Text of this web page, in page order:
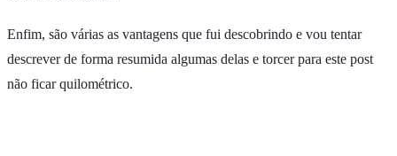
Enfim, são várias as vantagens que fui descobrindo e vou tentar
descrever de forma resumida algumas delas e torcer para este post
não ficar quilométrico.